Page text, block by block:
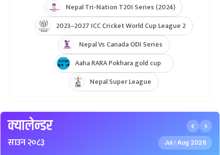
Nepal Tri-Nation T20I Series (2024)
2023–2027 ICC Cricket World Cup League 2
Nepal Vs Canada ODI Series
Aaha RARA Pokhara gold cup
Nepal Super League
क्यालेन्डर
साउन २०८३ Jul / Aug 2026